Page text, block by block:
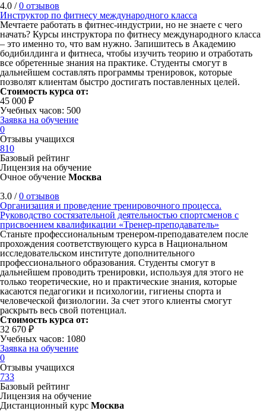
4.0 /0 отзывов
Инструктор по фитнесу международного класса
Мечтаете работать в фитнес-индустрии, но не знаете с чего
начать? Курсы инструктора по фитнесу международного класса
– это именно то, что вам нужно. Запишитесь в Академию
бодибилдинга и фитнеса, чтобы изучить теорию и отработать
все обретенные знания на практике. Студенты смогут в
дальнейшем составлять программы тренировок, которые
позволят клиентам быстро достигать поставленных целей.
Стоимость курса от:
45 000 ₽
Учебных часов: 500
Заявка на обучение
0
Отзывы учащихся
810
Базовый рейтинг
Лицензия на обучение
Очное обучение Москва
3.0 /0 отзывов
Организация и проведение тренировочного процесса.
Руководство состязательной деятельностью спортсменов с
присвоением квалификации «Тренер-преподаватель»
Станьте профессиональным тренером-преподавателем после
прохождения соответствующего курса в Национальном
исследовательском институте дополнительного
профессионального образования. Студенты смогут в
дальнейшем проводить тренировки, используя для этого не
только теоретические, но и практические знания, которые
касаются педагогики и психологии, гигиены спорта и
человеческой физиологии. За счет этого клиенты смогут
раскрыть весь свой потенциал.
Стоимость курса от:
32 670 ₽
Учебных часов: 1080
Заявка на обучение
0
Отзывы учащихся
733
Базовый рейтинг
Лицензия на обучение
Дистанционный курс Москва